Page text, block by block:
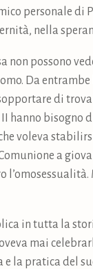
personale di
nella
non possono
Da
di
hanno bisogno
voleva
a
in tutta la
mai
la pratica del